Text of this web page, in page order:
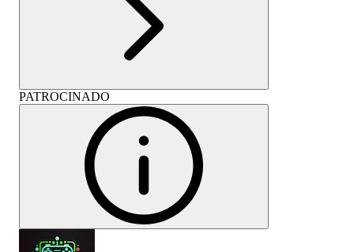
PATROCINADO